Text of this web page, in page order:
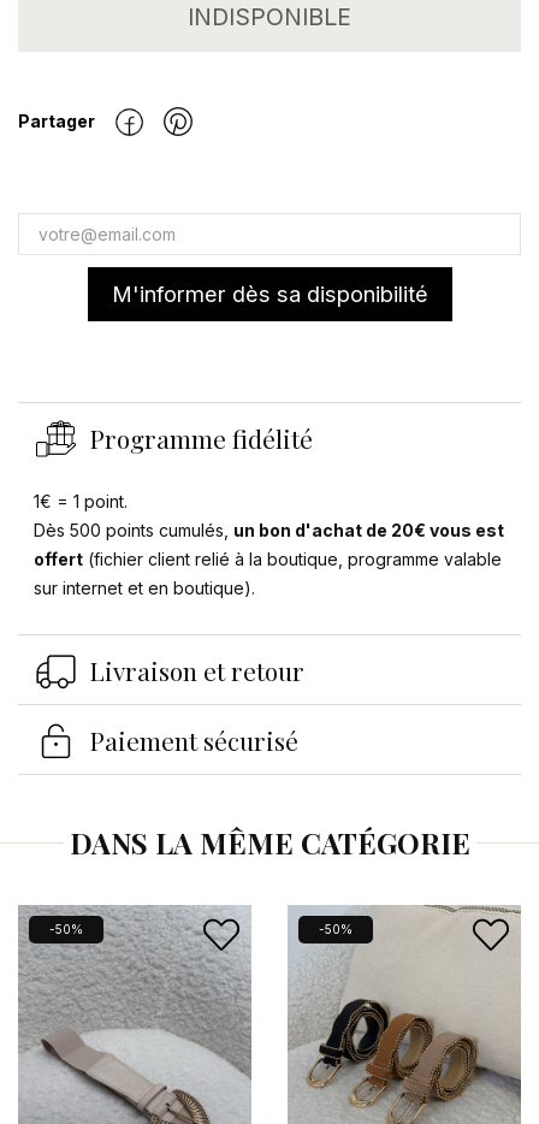
INDISPONIBLE
Partager
M'informer dès sa disponibilité
Programme fidélité
1€ = 1 point.
Dès 500 points cumulés, un bon d'achat de 20€ vous est
offert(fichier client relié à la boutique, programme valable
sur internet et en boutique).
Livraison et retour
Paiement sécurisé
DANS LA MÊME CATÉGORIE
-50% -50%
Se connecter
Vous devez être connecté pour enregistrer des